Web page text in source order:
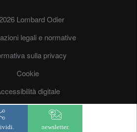
Lombard Odier
legali e normative
sulla privacy
Cookie
digitale
Lotta antrifrode
newsletter.